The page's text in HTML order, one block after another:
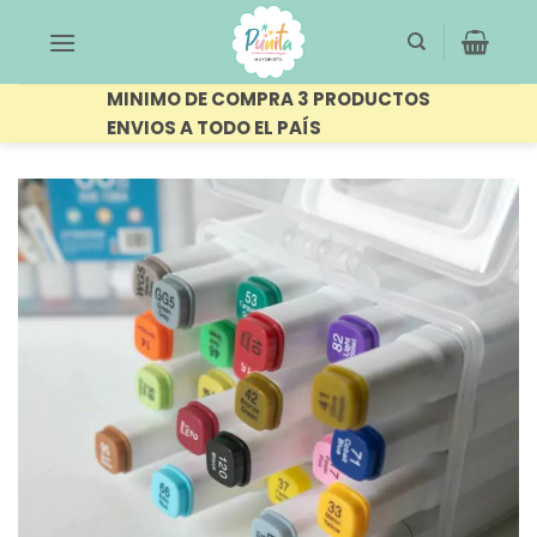
MINIMO DE COMPRA 3 PRODUCTOS
ENVIOS A TODO EL PAÍS